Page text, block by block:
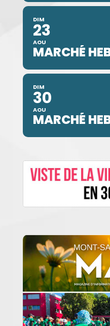
DIM
23
AOU
MARCHÉ
DIM
30
AOU
MARCHÉ